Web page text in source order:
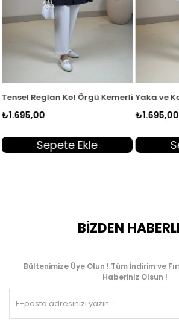
Kadın Tunik Siyah EYL 2172
Yaka ve Kol Lazer İşlemeli Önü Gizli
₺1.695,00
Sepete Ekle
Yaka
BİZDEN
Bültenimize Üye Olun ! Tüm İndirim ve
Haberiniz Olsun !